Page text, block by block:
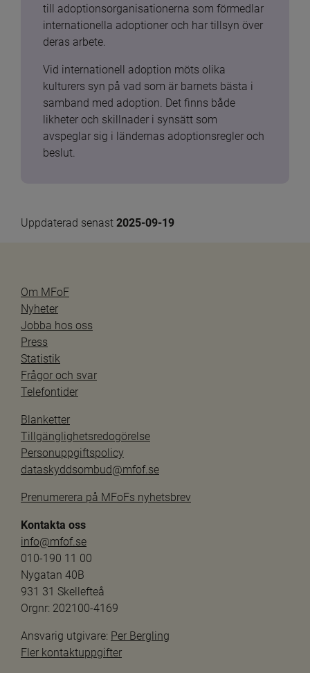
till adoptionsorganisationerna som förmedlar
internationella adoptioner och har tillsyn över
deras arbete.
Vid internationell adoption möts olika
kulturers syn på vad som är barnets bästa i
samband med adoption. Det finns både
likheter och skillnader i synsätt som
avspeglar sig i ländernas adoptionsregler och
beslut.
Uppdaterad senast 2025-09-19
Om MFoF
Nyheter
Jobba hos oss
Press
Statistik
Frågor och svar
Telefontider
Blanketter
Tillgänglighetsredogörelse
Personuppgiftspolicy
dataskyddsombud@mfof.se
Prenumerera på MFoFs nyhetsbrev
Kontakta oss
info@mfof.se
010-190 11 00
Nygatan 40B
931 31 Skellefteå
Orgnr: 202100-4169
Ansvarig utgivare: Per Bergling
Fler kontaktuppgifter